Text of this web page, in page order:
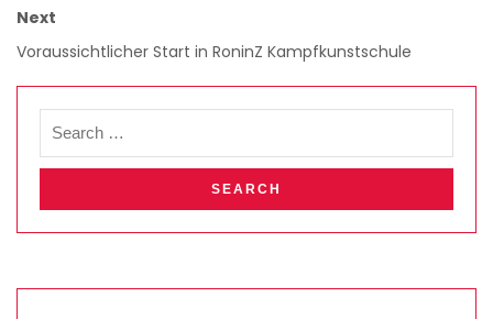
Next
Voraussichtlicher Start in RoninZ Kampfkunstschule